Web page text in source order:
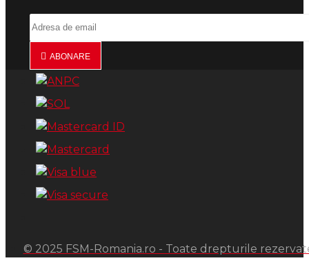
ABONARE
© 2025 FSM-Romania.ro - Toate drepturile